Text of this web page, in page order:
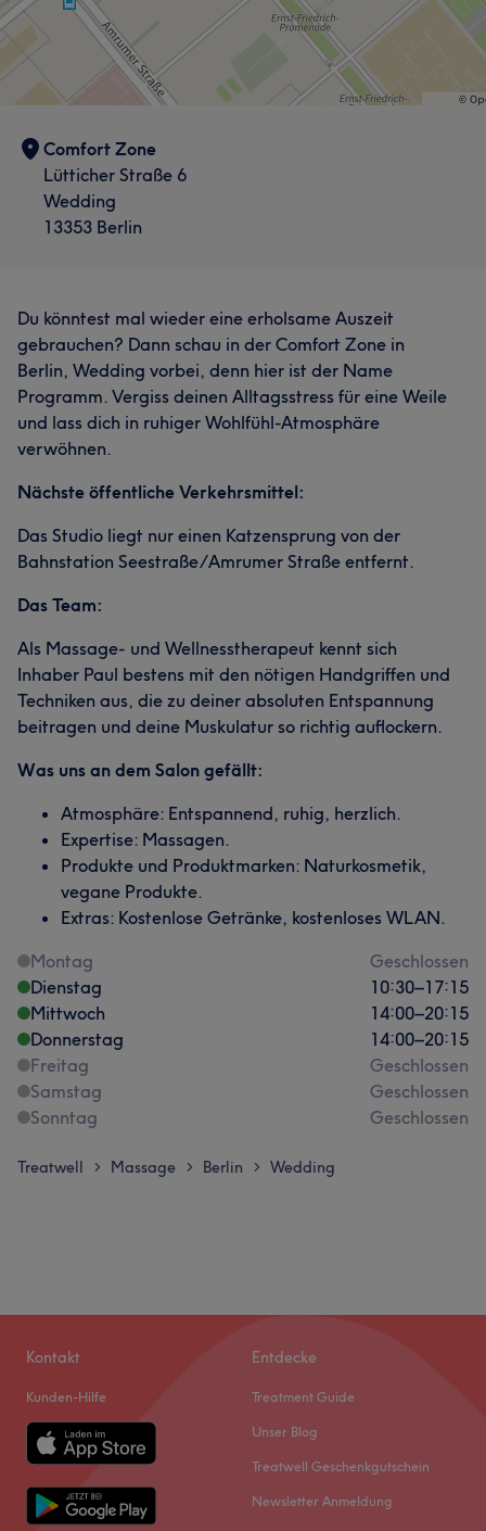
Comfort Zone
Lütticher Straße 6
Wedding
13353 Berlin
Du könntest mal wieder eine erholsame Auszeit
gebrauchen? Dann schau in der Comfort Zone in
Berlin, Wedding vorbei, denn hier ist der Name
Programm. Vergiss deinen Alltagsstress für eine Weile
und lass dich in ruhiger Wohlfühl-Atmosphäre
verwöhnen.
Nächste öffentliche Verkehrsmittel:
Das Studio liegt nur einen Katzensprung von der
Bahnstation Seestraße/Amrumer Straße entfernt.
Das Team:
Als Massage- und Wellnesstherapeut kennt sich
Inhaber Paul bestens mit den nötigen Handgriffen und
Techniken aus, die zu deiner absoluten Entspannung
beitragen und deine Muskulatur so richtig auflockern.
Was uns an dem Salon gefällt:
Atmosphäre: Entspannend, ruhig, herzlich.
Expertise: Massagen.
Produkte und Produktmarken: Naturkosmetik,
vegane Produkte.
Extras: Kostenlose Getränke, kostenloses WLAN.
Montag
Geschlossen
Dienstag
10:30–17:15
Mittwoch
14:00–20:15
Donnerstag
14:00–20:15
Freitag
Geschlossen
Samstag
Geschlossen
Sonntag
Geschlossen
Treatwell > Massage > Berlin > Wedding
Kontakt
Kunden-Hilfe
Entdecke
Treatment Guide
Unser Blog
Treatwell Geschenkgutschein
Newsletter Anmeldung